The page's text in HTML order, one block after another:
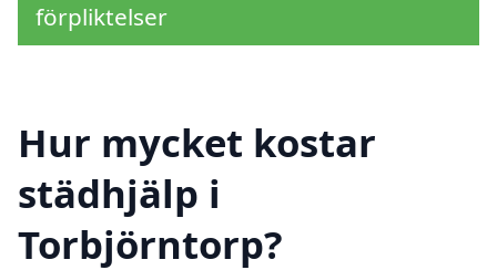
förpliktelser
Hur mycket kostar
städhjälp i
Torbjörntorp?